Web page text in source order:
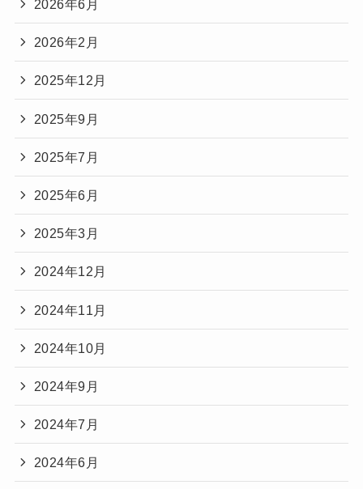
2026年6月
2026年2月
2025年12月
2025年9月
2025年7月
2025年6月
2025年3月
2024年12月
2024年11月
2024年10月
2024年9月
2024年7月
2024年6月